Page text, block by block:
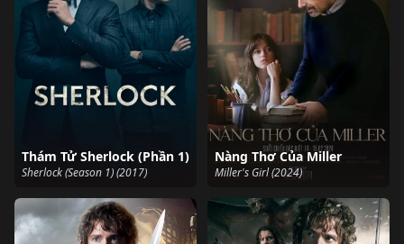
Thám Tử Sherlock (Phần 1)
Sherlock (Season 1) (2017)
Nàng Thơ Của Miller
Miller's Girl (2024)